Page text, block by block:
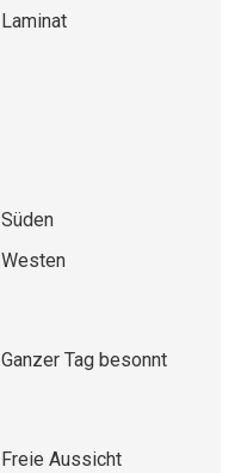
Laminat
Süden
Westen
Ganzer Tag besonnt
Freie Aussicht